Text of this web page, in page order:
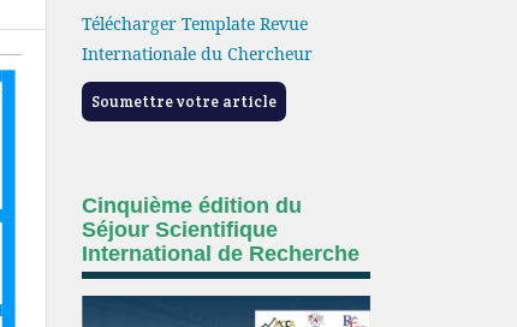
Télécharger Template Revue
Internationale du Chercheur
Soumettre votre article
Cinquième édition du
Séjour Scientifique
International de Recherche